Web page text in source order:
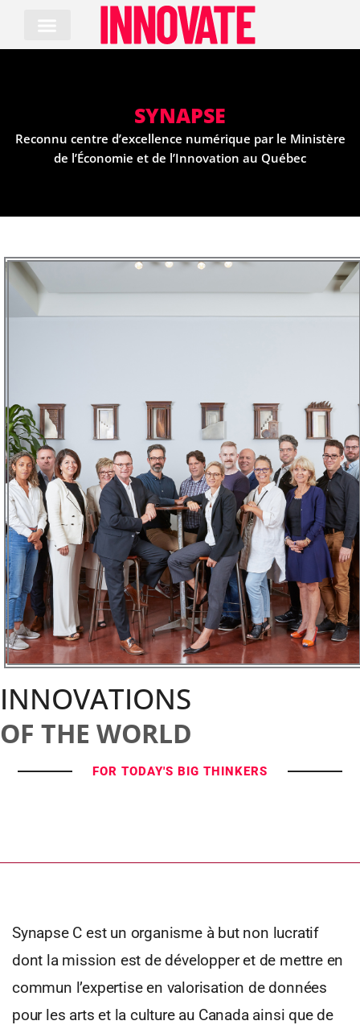
content
SYNAPSE
Reconnu centre d’excellence numérique par le Ministère
de l’Économie et de l’Innovation au Québec
INNOVATIONS
OF THE WORLD
FOR TODAY'S BIG THINKERS
Synapse C est un organisme à but non lucratif
dont la mission est de développer et de mettre en
commun l’expertise en valorisation de données
pour les arts et la culture au Canada ainsi que de